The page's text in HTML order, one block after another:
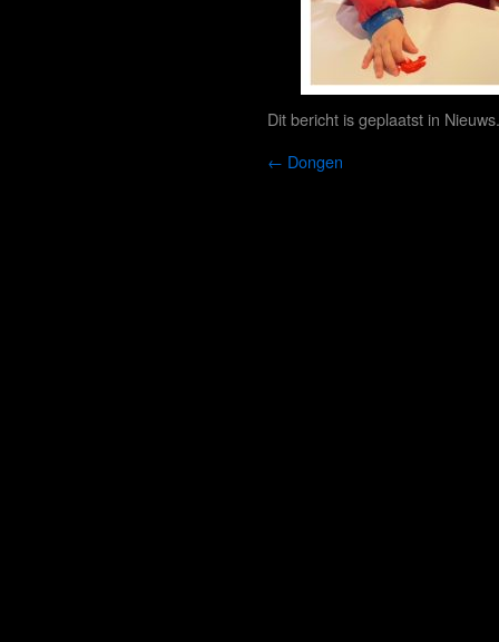
Dit bericht is geplaatst in Nieuws
← Dongen